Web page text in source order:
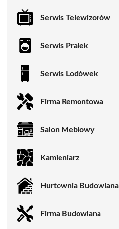
Serwis Telewizorów
Serwis Pralek
Serwis Lodówek
Firma Remontowa
Salon Meblowy
Kamieniarz
Hurtownia Budowlana
Firma Budowlana